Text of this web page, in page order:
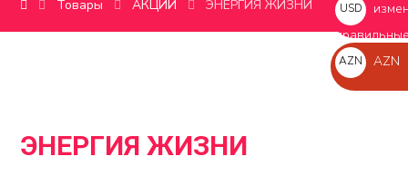
Товары АКЦИИ ЭНЕРГИЯ ЖИЗНИ
ЭНЕРГИЯ ЖИЗНИ
USD
$
AZN
AZN
AZN